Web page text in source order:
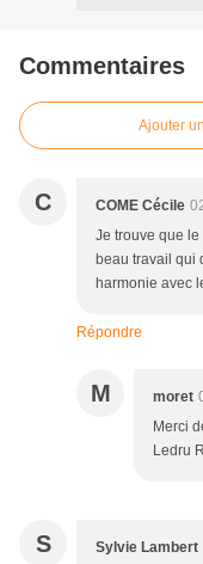
Commentaires
Ajouter
C COME Cécile
Je trouve que
beau travail qui
harmonie avec
Répondre
M moret
Merci
Ledru
S Sylvie Lambert